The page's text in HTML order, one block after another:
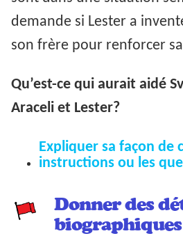
demande si Lester a
son frère pour renforcer sa
Qu’est-ce qui aurait aidé
Araceli et Lester?
Expliquer sa façon de
instructions ou les
Donner des
biographiques